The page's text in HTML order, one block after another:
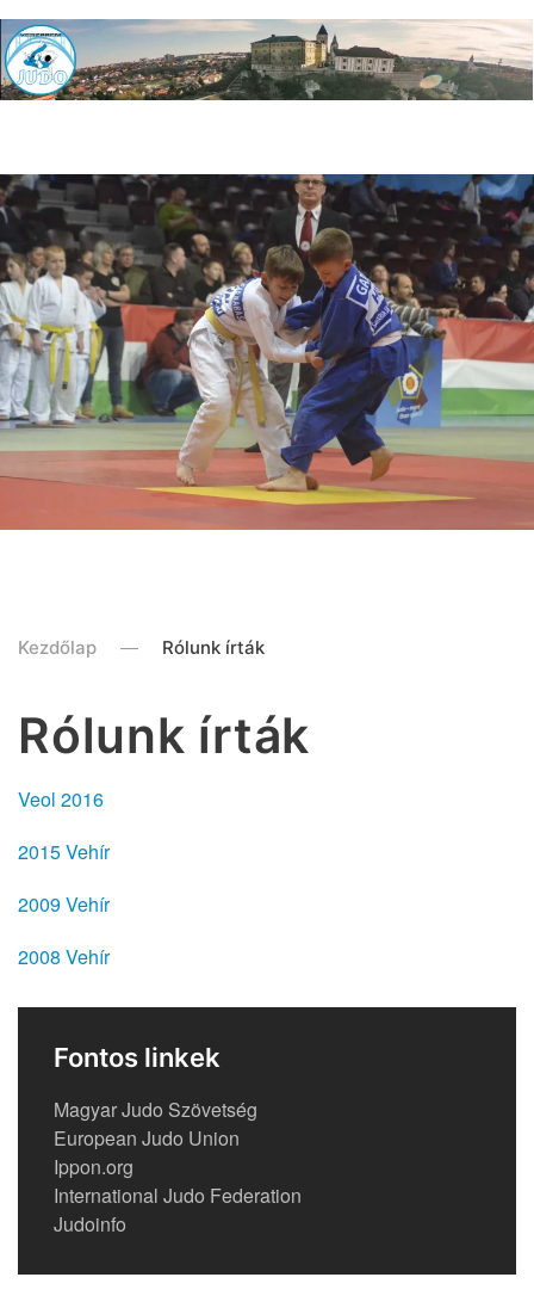
Kezdőlap Rólunk írták
Rólunk írták
Veol 2016
2015 Vehír
2009 Vehír
2008 Vehír
Fontos linkek
Magyar Judo Szövetség
European Judo Union
Ippon.org
International Judo Federation
Judoinfo